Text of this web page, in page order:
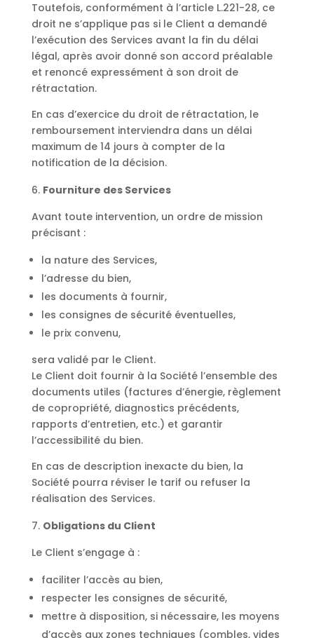
Toutefois, conformément à l’article L.221-28, ce
droit ne s’applique pas si le Client a demandé
l’exécution des Services avant la fin du délai
légal, après avoir donné son accord préalable
et renoncé expressément à son droit de
rétractation.
En cas d’exercice du droit de rétractation, le
remboursement interviendra dans un délai
maximum de 14 jours à compter de la
notification de la décision.
Fourniture des Services
Avant toute intervention, un ordre de mission
précisant :
la nature des Services,
l’adresse du bien,
les documents à fournir,
les consignes de sécurité éventuelles,
le prix convenu,
sera validé par le Client.
Le Client doit fournir à la Société l’ensemble des
documents utiles (factures d’énergie, règlement
de copropriété, diagnostics précédents,
rapports d’entretien, etc.) et garantir
l’accessibilité du bien.
En cas de description inexacte du bien, la
Société pourra réviser le tarif ou refuser la
réalisation des Services.
Obligations du Client
Le Client s’engage à :
faciliter l’accès au bien,
respecter les consignes de sécurité,
mettre à disposition, si nécessaire, les moyens
d’accès aux zones techniques (combles, vides